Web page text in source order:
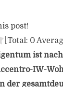
post!
[Total: 0
ist
IW-
der